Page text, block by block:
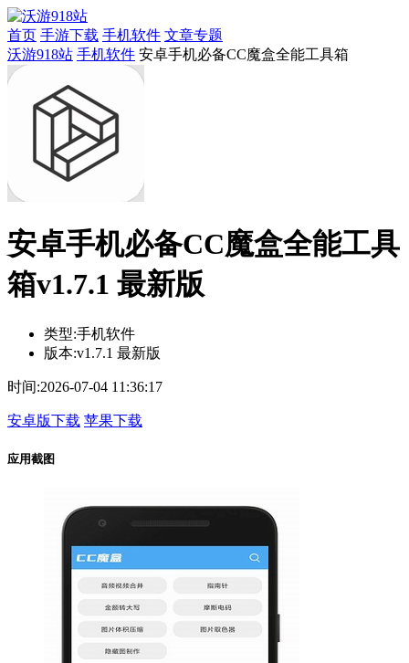
首页 手游下载 手机软件 文章专题
沃游918站 手机软件 安卓手机必备CC魔盒全能工具箱
安卓手机必备CC魔盒全能工具
箱v1.7.1 最新版
类型:手机软件
版本:v1.7.1 最新版
时间:2026-07-04 11:36:17
安卓版下载 苹果下载
应用截图